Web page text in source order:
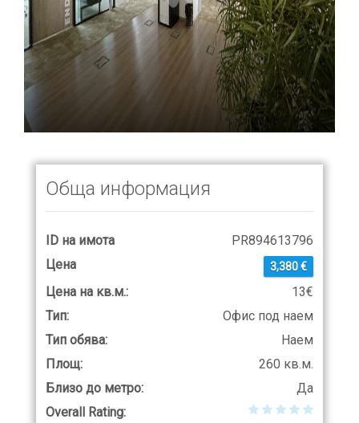
Обща информация
ID на имота
PR894613796
Цена
3,380 €
Цена на кв.м.:
13€
Тип:
Офис под наем
Тип обява:
Наем
Площ:
260 кв.м.
Близо до метро:
Да
Overall Rating: